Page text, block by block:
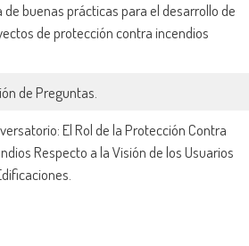
de buenas prácticas para el desarrollo de
de protección contra incendios
de Preguntas.
El Rol de la Protección Contra
Respecto a la Visión de los Usuarios